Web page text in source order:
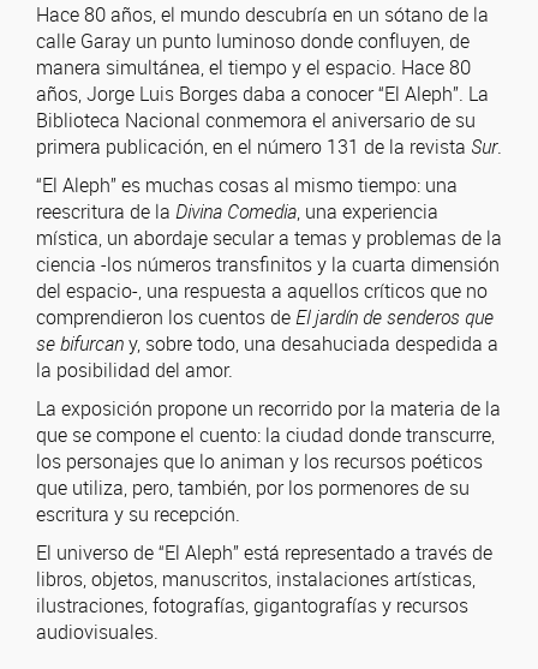
Hace 80 años, el mundo descubría en un sótano de la
calle Garay un punto luminoso donde confluyen, de
manera simultánea, el tiempo y el espacio. Hace 80
años, Jorge Luis Borges daba a conocer “El Aleph”. La
Biblioteca Nacional conmemora el aniversario de su
primera publicación, en el número 131 de la revista Sur.
“El Aleph” es muchas cosas al mismo tiempo: una
reescritura de la Divina Comedia, una experiencia
mística, un abordaje secular a temas y problemas de la
ciencia -los números transfinitos y la cuarta dimensión
del espacio-, una respuesta a aquellos críticos que no
comprendieron los cuentos deEl jardín de senderos que
se bifurcany, sobre todo, una desahuciada despedida a
la posibilidad del amor.
La exposición propone un recorrido por la materia de la
que se compone el cuento: la ciudad donde transcurre,
los personajes que lo animan y los recursos poéticos
que utiliza, pero, también, por los pormenores de su
escritura y su recepción.
El universo de “El Aleph” está representado a través de
libros, objetos, manuscritos, instalaciones artísticas,
ilustraciones, fotografías, gigantografías y recursos
audiovisuales.